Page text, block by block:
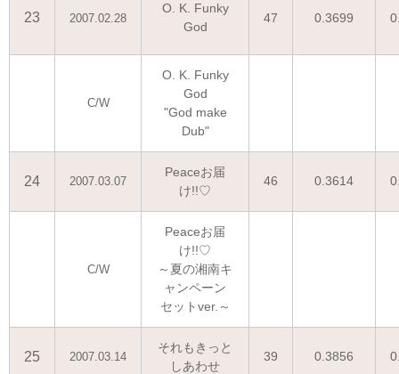
23 2007.02.28
O. K. Funky
God
47 0.3699
C/W
O. K. Funky
God
"God make
Dub"
24 2007.03.07
Peaceお届
け!!♡
46 0.3614
C/W
Peaceお届
け!!♡
～夏の湘南キ
ャンペーン
セットver.～
25 2007.03.14
それもきっと
しあわせ
39 0.3856